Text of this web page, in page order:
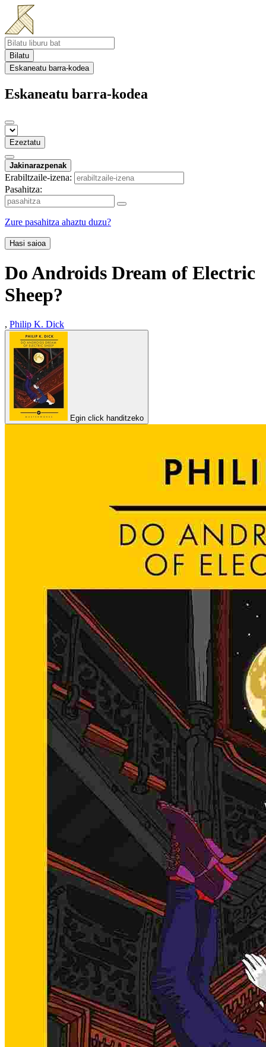
Bilatu
Eskaneatu barra-kodea
Eskaneatu barra-kodea
Ezeztatu
Jakinarazpenak
Erabiltzaile-izena:
Pasahitza:
Zure pasahitza ahaztu duzu?
Hasi saioa
Do Androids Dream of Electric
Sheep?
, Philip K. Dick
Egin click handitzeko